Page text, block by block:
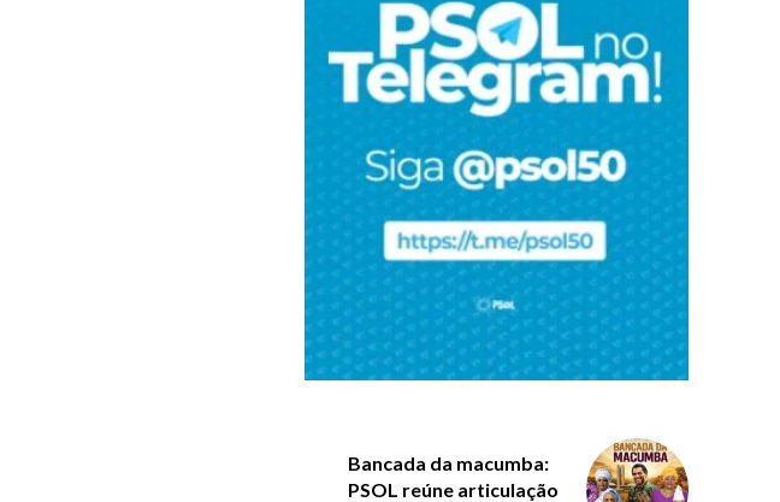
Bancada da macumba:
PSOL reúne articulação